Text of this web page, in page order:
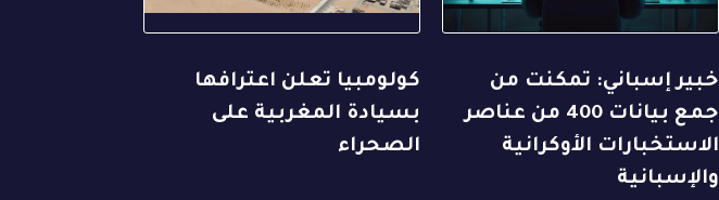
خبير إسباني: تمكنت من
جمع بيانات 400 من عناصر
الاستخبارات الأوكرانية
والإسبانية
كولومبيا تعلن اعترافها
بسيادة المغربية على
الصحراء